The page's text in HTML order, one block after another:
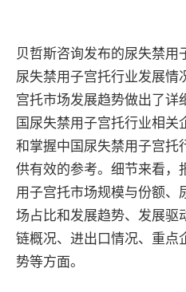
贝哲斯咨询发布的尿失禁
尿失禁用子宫托行业发展
宫托市场发展趋势做出了详
国尿失禁用子宫托行业相
和掌握中国尿失禁用子宫托
供有效的参考。细节来看，
用子宫托市场规模与份额、
场占比和发展趋势、发展驱
链概况、进出口情况、重点
势等方面。